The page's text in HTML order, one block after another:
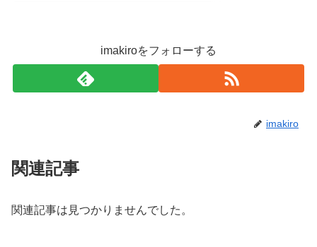
imakiroをフォローする
imakiro
関連記事
関連記事は見つかりませんでした。